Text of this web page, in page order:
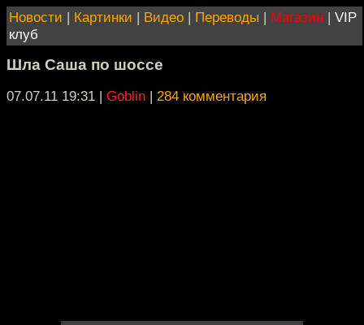
Новости | Картинки | Видео | Переводы | Магазин | VIP
клуб
Шла Саша по шоссе
07.07.11 19:31 | Goblin | 284 комментария